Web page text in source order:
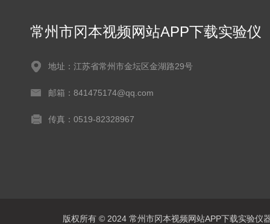
常州市冈本视频网站APP下载实验仪
地址：江苏省常州市金坛区金湖路29号
邮箱：841475174@qq.com
传真：0519-82328967
版权所有 © 2024 常州市冈本视频网站APP下载实验